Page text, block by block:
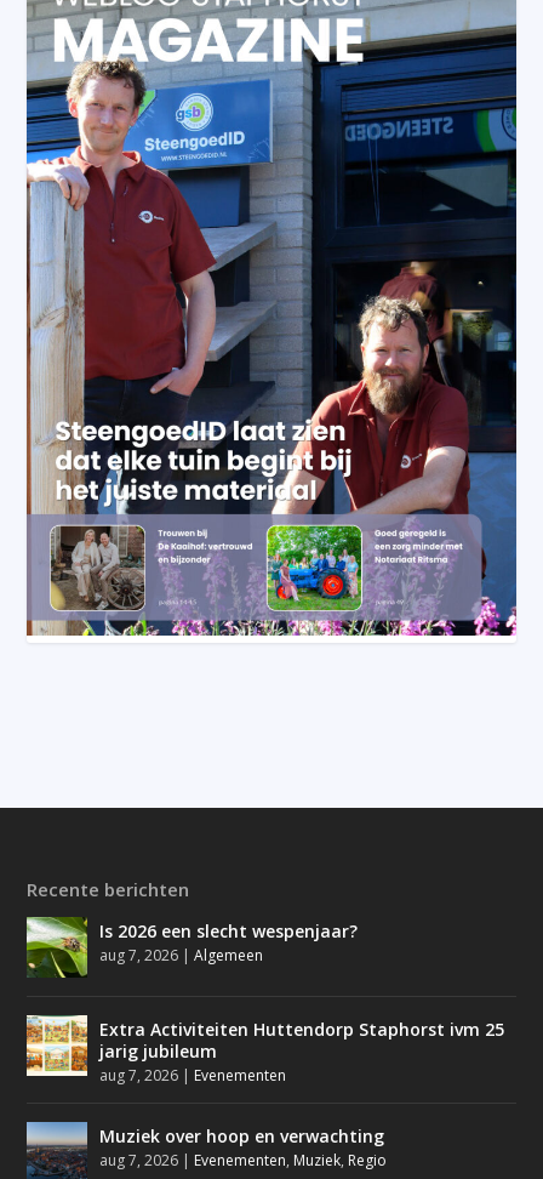
Recente berichten
Is 2026 een slecht wespenjaar?
aug 7, 2026 |Algemeen
Extra Activiteiten Huttendorp Staphorst ivm 25
jarig jubileum
aug 7, 2026 | Evenementen
Muziek over hoop en verwachting
aug 7, 2026 | Evenementen, Muziek, Regio